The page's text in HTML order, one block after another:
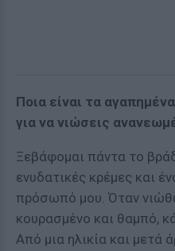
Ποια είναι τα
για να νιώσεις
Ξεβάφομαι πάντα το
ενυδατικές κρέμες και
πρόσωπό μου. Όταν
κουρασμένο και θαμπό,
Από μια ηλικία και μετά